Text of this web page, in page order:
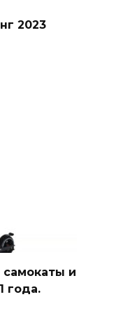
2023
и
года.